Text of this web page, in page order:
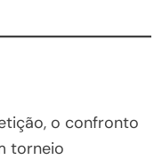
o confronto
torneio